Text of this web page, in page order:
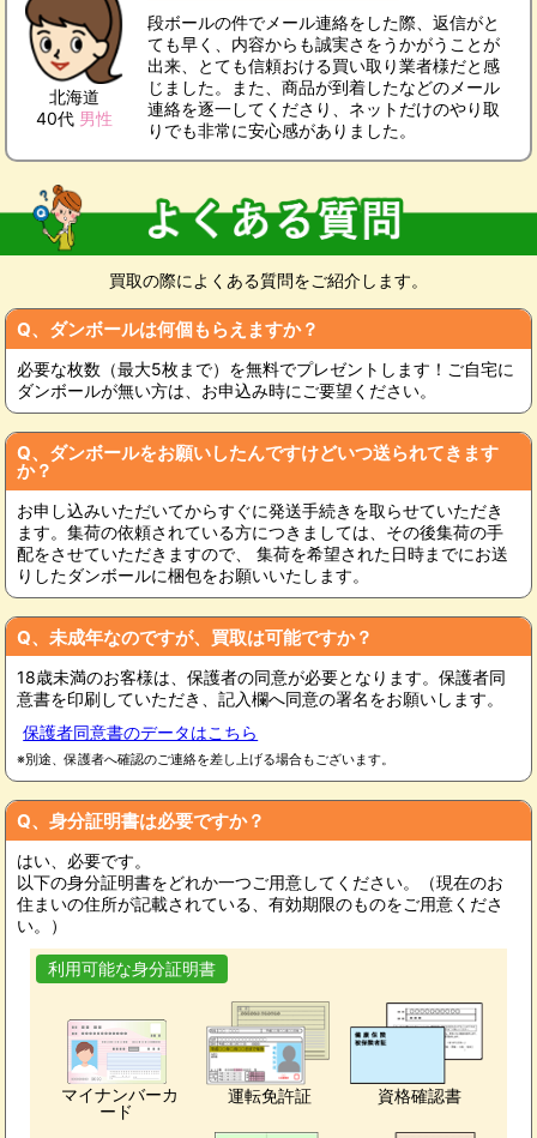
北海道
40代 男性
段ボールの件でメール連絡をした際、返信がと
ても早く、内容からも誠実さをうかがうことが
出来、とても信頼おける買い取り業者様だと感
じました。また、商品が到着したなどのメール
連絡を逐一してくださり、ネットだけのやり取
りでも非常に安心感がありました。
買取の際によくある質問をご紹介します。
Q、ダンボールは何個もらえますか？
必要な枚数（最大5枚まで）を無料でプレゼントします！ご自宅に
ダンボールが無い方は、お申込み時にご要望ください。
Q、ダンボールをお願いしたんですけどいつ送られてきます
か？
お申し込みいただいてからすぐに発送手続きを取らせていただき
ます。集荷の依頼されている方につきましては、その後集荷の手
配をさせていただきますので、 集荷を希望された日時までにお送
りしたダンボールに梱包をお願いいたします。
Q、未成年なのですが、買取は可能ですか？
18歳未満のお客様は、保護者の同意が必要となります。保護者同
意書を印刷していただき、記入欄へ同意の署名をお願いします。
保護者同意書のデータはこちら
※別途、保護者へ確認のご連絡を差し上げる場合もございます。
Q、身分証明書は必要ですか？
はい、必要です。
以下の身分証明書をどれか一つご用意してください。（現在のお
住まいの住所が記載されている、有効期限のものをご用意くださ
い。）
利用可能な身分証明書
マイナンバーカ
ード
運転免許証 資格確認書